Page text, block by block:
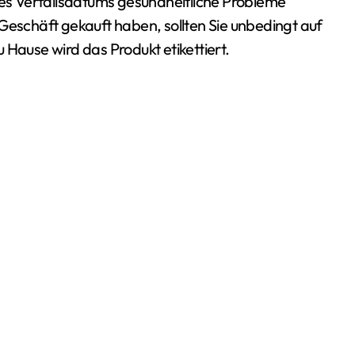
gekauft haben, sollten Sie unbedingt auf
wird das Produkt etikettiert.